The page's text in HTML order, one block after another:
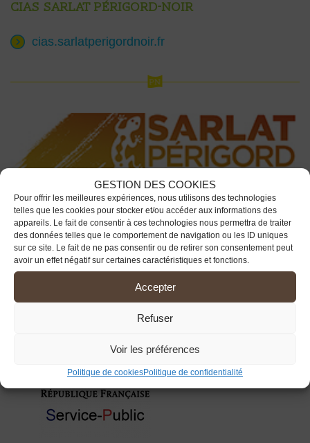
GESTION DES COOKIES
Pour offrir les meilleures expériences, nous utilisons des technologies
telles que les cookies pour stocker et/ou accéder aux informations des
appareils. Le fait de consentir à ces technologies nous permettra de traiter
des données telles que le comportement de navigation ou les ID uniques
sur ce site. Le fait de ne pas consentir ou de retirer son consentement peut
avoir un effet négatif sur certaines caractéristiques et fonctions.
Accepter
Refuser
Voir les préférences
Politique de cookiesPolitique de confidentialité
CIAS Sarlat Périgord-Noir
cias.sarlatperigordnoir.fr
Office de Tourisme Sarlat-Périgord Noir
www.sarlat-tourisme.com